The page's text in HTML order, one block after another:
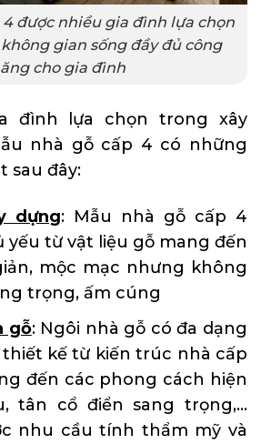
4 được nhiều gia đình lựa chọn
gian sống đầy đủ công
cho gia đình
đình lựa chọn trong xây
nhà gỗ cấp 4 có những
sau đây:
dựng: Mẫu nhà gỗ cấp 4
yếu từ vật liệu gỗ mang đến
mộc mạc nhưng không
trọng, ấm cúng
gỗ: Ngôi nhà gỗ có đa dạng
kế từ kiến trúc nhà cấp
đến các phong cách hiện
tân cổ điển sang trọng,…
nhu cầu tính thẩm mỹ và